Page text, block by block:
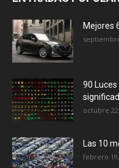
Mejores
90
octubre
Las 10
febrero